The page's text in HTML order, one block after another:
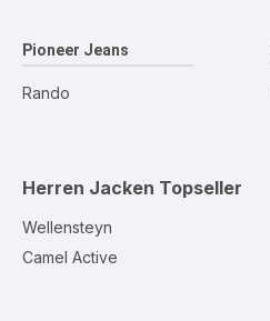
Pioneer Jeans
Rando
Herren Jacken Topseller
Wellensteyn
Camel Active